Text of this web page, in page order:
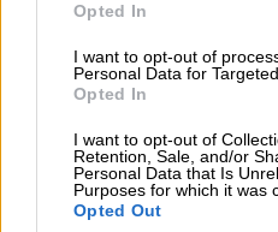
Opted In
I want to opt-out of
Personal Data for
Opted In
I want to opt-out of
Retention, Sale, and/or
Personal Data that Is
Purposes for which it was
Opted Out